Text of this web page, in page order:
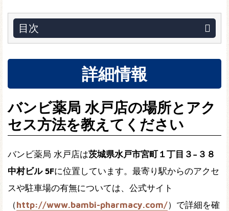
目次
詳細情報
バンビ薬局 水戸店の場所とアク
セス方法を教えてください
バンビ薬局 水戸店は茨城県水戸市宮町１丁目３−３８
中村ビル 5Fに位置しています。最寄り駅からのアクセ
スや駐車場の有無については、公式サイト
（http://www.bambi-pharmacy.com/）で詳細を確